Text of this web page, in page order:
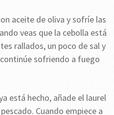
aceite de oliva y sofríe las
veas que la cebolla está
rallados, un poco de sal y
sofriendo a fuego
está hecho, añade el laurel
Cuando empiece a